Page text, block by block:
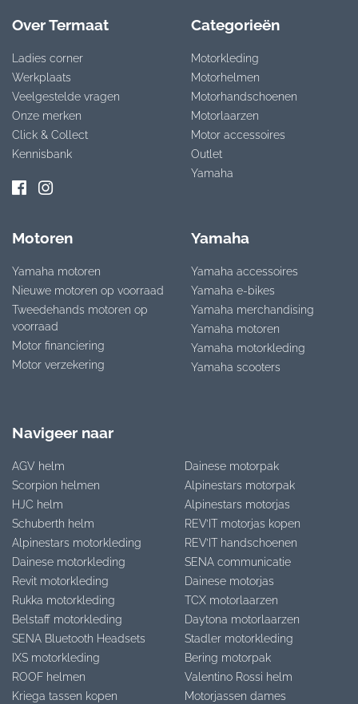
Over Termaat
Ladies corner
Werkplaats
Veelgestelde vragen
Onze merken
Click & Collect
Kennisbank
Categorieën
Motorkleding
Motorhelmen
Motorhandschoenen
Motorlaarzen
Motor accessoires
Outlet
Yamaha
Motoren
Yamaha motoren
Nieuwe motoren op voorraad
Tweedehands motoren op
voorraad
Motor financiering
Motor verzekering
Yamaha
Yamaha accessoires
Yamaha e-bikes
Yamaha merchandising
Yamaha motoren
Yamaha motorkleding
Yamaha scooters
Navigeer naar
AGV helm
Scorpion helmen
HJC helm
Schuberth helm
Alpinestars motorkleding
Dainese motorkleding
Revit motorkleding
Rukka motorkleding
Belstaff motorkleding
SENA Bluetooth Headsets
IXS motorkleding
ROOF helmen
Kriega tassen kopen
Dainese motorpak
Alpinestars motorpak
Alpinestars motorjas
REV’IT motorjas kopen
REV’IT handschoenen
SENA communicatie
Dainese motorjas
TCX motorlaarzen
Daytona motorlaarzen
Stadler motorkleding
Bering motorpak
Valentino Rossi helm
Motorjassen dames